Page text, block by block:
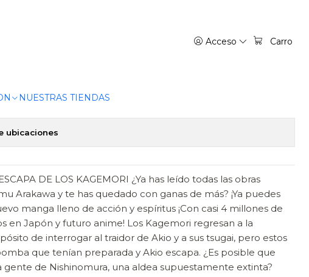
Acceso Carro
NUESTRAS TIENDAS
DEL INFRAMUNDO 09
de favoritos
ubicaciones
DE LOS KAGEMORI ¿Ya has leído todas las obras
Arakawa y te has quedado con ganas de más? ¡Ya puedes
manga lleno de acción y espíritus ¡Con casi 4 millones de
en Japón y futuro anime! Los Kagemori regresan a la
de interrogar al traidor de Akio y a sus tsugai, pero estos
que tenían preparada y Akio escapa. ¿Es posible que
gente de Nishinomura, una aldea supuestamente extinta?